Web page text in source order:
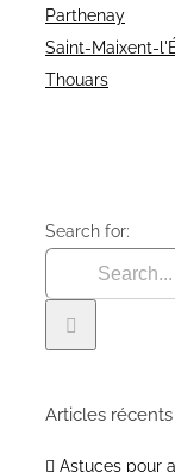
Parthenay
Saint-Maixent-
Thouars
Search for:
Articles récents
Astuces pour